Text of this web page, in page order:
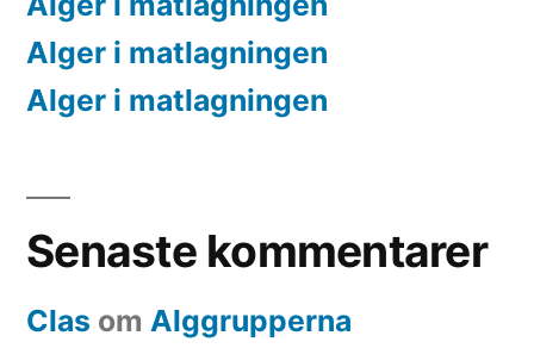
Alger i matlagningen
Alger i matlagningen
Senaste kommentarer
Clas om Alggrupperna